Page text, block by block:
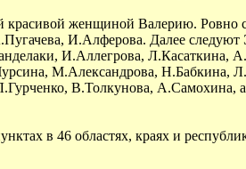
красивой женщиной Валерию. Ровно
И.Алферова. Далее следуют
И.Аллегрова, Л.Касаткина,
М.Александрова, Н.Бабкина,
В.Толкунова, А.Самохина,
в 46 областях, краях и